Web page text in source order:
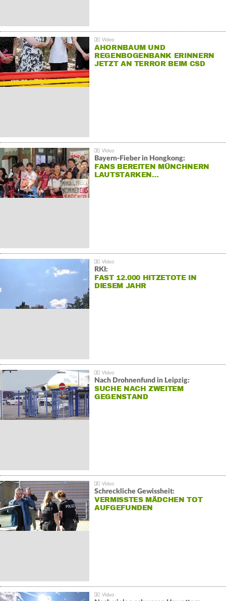
AHORNBAUM UND
REGENBOGENBANK ERINNERN
JETZT AN TERROR BEIM CSD
Bayern-Fieber in Hongkong:
FANS BEREITEN MÜNCHNERN
LAUTSTARKEN…
RKI:
FAST 12.000 HITZETOTE IN
DIESEM JAHR
Nach Drohnenfund in Leipzig:
SUCHE NACH ZWEITEM
GEGENSTAND
Schreckliche Gewissheit:
VERMISSTES MÄDCHEN TOT
AUFGEFUNDEN